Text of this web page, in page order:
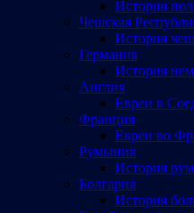
История
Чешская
История
Германия
История
Англия
Евреи в
Франция
Евреи во
Румыния
История
Болгария
История